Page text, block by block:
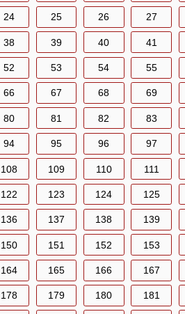
24 25 26 27
38 39 40 41
52 53 54 55
66 67 68 69
80 81 82 83
94 95 96 97
108 109 110 111
122 123 124 125
136 137 138 139
150 151 152 153
164 165 166 167
178 179 180 181